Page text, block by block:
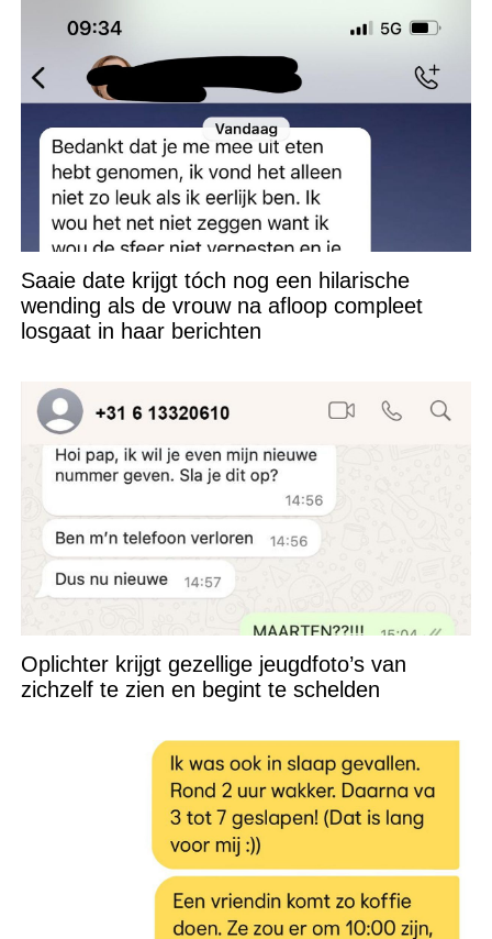
Saaie date krijgt tóch nog een hilarische
wending als de vrouw na afloop compleet
losgaat in haar berichten
Oplichter krijgt gezellige jeugdfoto’s van
zichzelf te zien en begint te schelden